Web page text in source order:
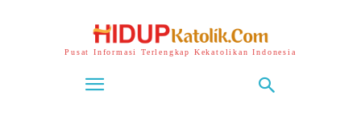
Pusat Informasi Terlengkap Kekatolikan Indonesia